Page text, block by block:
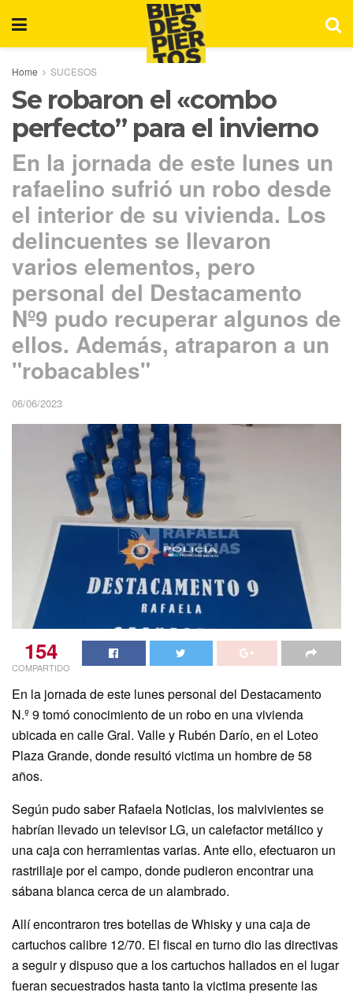
Home SUCESOS
Se robaron el «combo
perfecto” para el invierno
En la jornada de este lunes un
rafaelino sufrió un robo desde
el interior de su vivienda. Los
delincuentes se llevaron
varios elementos, pero
personal del Destacamento
Nº9 pudo recuperar algunos de
ellos. Además, atraparon a un
"robacables"
06/06/2023
154
COMPARTIDO
En la jornada de este lunes personal del Destacamento
N.º 9 tomó conocimiento de un robo en una vivienda
ubicada en calle Gral. Valle y Rubén Darío, en el Loteo
Plaza Grande, donde resultó victima un hombre de 58
años.
Según pudo saber Rafaela Noticias, los malvivientes se
habrían llevado un televisor LG, un calefactor metálico y
una caja con herramientas varias. Ante ello, efectuaron un
rastrillaje por el campo, donde pudieron encontrar una
sábana blanca cerca de un alambrado.
Allí encontraron tres botellas de Whisky y una caja de
cartuchos calibre 12/70. El fiscal en turno dio las directivas
a seguir y dispuso que a los cartuchos hallados en el lugar
fueran secuestrados hasta tanto la victima presente las